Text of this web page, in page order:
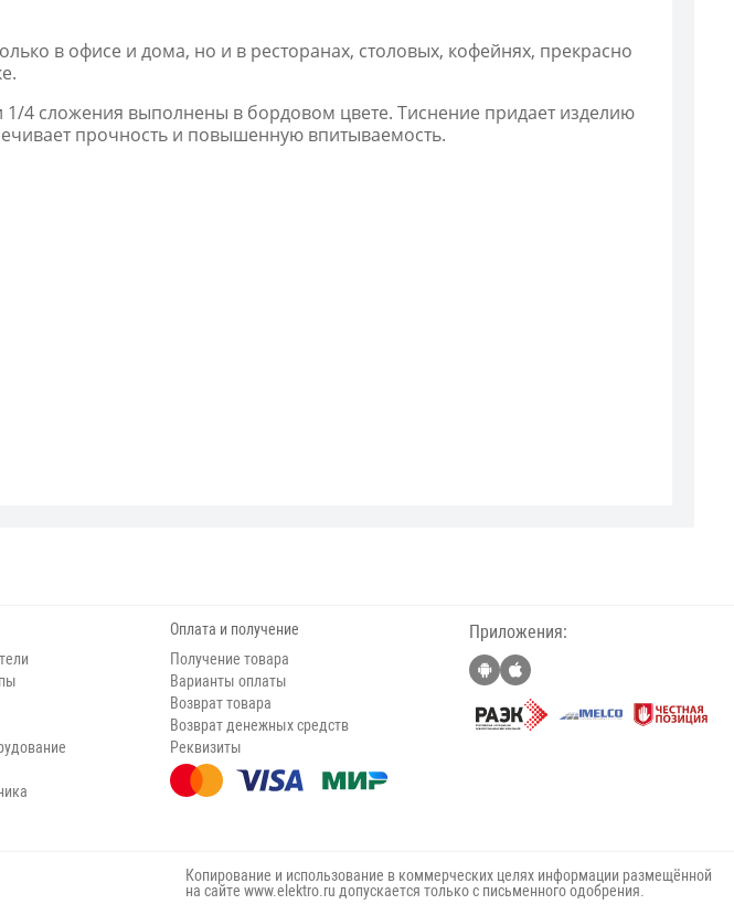
в офисе и дома, но и в ресторанах, столовых, кофейнях, прекрасно
4 сложения выполнены в бордовом цвете. Тиснение придает изделию
прочность и повышенную впитываемость.
Оплата и получение
Получение товара
Варианты оплаты
Возврат товара
Возврат денежных средств
Реквизиты
Приложения:
Копирование и использование в коммерческих целях информации размещённой
на сайте www.elektro.ru допускается только с письменного одобрения.